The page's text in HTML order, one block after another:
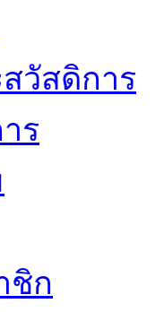
วัสดิการ
ร
ชิก